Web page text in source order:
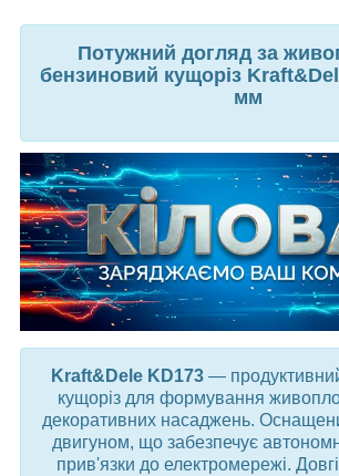
Потужний догляд за
бензиновий кущоріз
мм
Kraft&Dele KD173—
кущоріз для формування
декоративних насаджень.
двигуном, що забезпечує
прив'язки до електромережі.